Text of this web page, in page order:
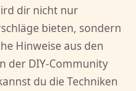
dir nicht nur
bieten, sondern
Hinweise aus den
der DIY-Community
du die Techniken